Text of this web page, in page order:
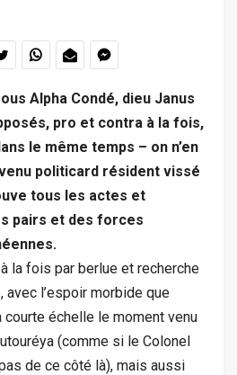
Alpha Condé, dieu Janus
pro et contra à la fois,
le même temps – on n’en
politicard résident vissé
tous les actes et
pairs et des forces
la fois par berlue et recherche
l’espoir morbide que
courte échelle le moment venu
(comme si le Colonel
de ce côté là), mais aussi